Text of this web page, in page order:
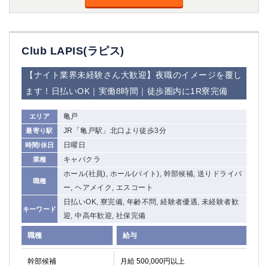
Club LAPIS(ラピス)
【ナイト業界未経験さん大歓迎】夜職のイメージを覆し
ます！日払いOK｜実働8時間｜徒歩圏内に1R寮完備
エリア 亀戸
最寄り駅 JR「亀戸駅」北口より徒歩3分
時間/休日 日曜日
業種 キャバクラ
職種
ホール(社員), ホール(バイト), 幹部候補, 送りドライバ
ー, ヘアメイク, エスコート
キーワード
日払いOK, 寮完備, 年齢不問, 経験者優遇, 未経験者歓
迎, 中高年歓迎, 社保完備
職種 給与
幹部候補 月給 500,000円以上